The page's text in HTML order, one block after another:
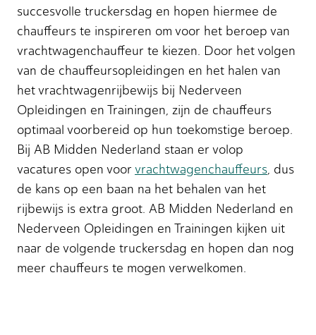
succesvolle truckersdag en hopen hiermee de
chauffeurs te inspireren om voor het beroep van
vrachtwagenchauffeur te kiezen. Door het volgen
van de chauffeursopleidingen en het halen van
het vrachtwagenrijbewijs bij Nederveen
Opleidingen en Trainingen, zijn de chauffeurs
optimaal voorbereid op hun toekomstige beroep.
Bij AB Midden Nederland staan er volop
vacatures open voor vrachtwagenchauffeurs, dus
de kans op een baan na het behalen van het
rijbewijs is extra groot. AB Midden Nederland en
Nederveen Opleidingen en Trainingen kijken uit
naar de volgende truckersdag en hopen dan nog
meer chauffeurs te mogen verwelkomen.